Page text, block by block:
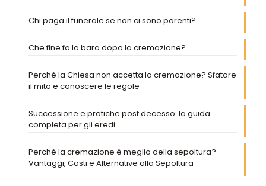
Chi paga il funerale se non ci sono parenti?
Che fine fa la bara dopo la cremazione?
Perché la Chiesa non accetta la cremazione? Sfatare
il mito e conoscere le regole
Successione e pratiche post decesso: la guida
completa per gli eredi
Perché la cremazione è meglio della sepoltura?
Vantaggi, Costi e Alternative alla Sepoltura